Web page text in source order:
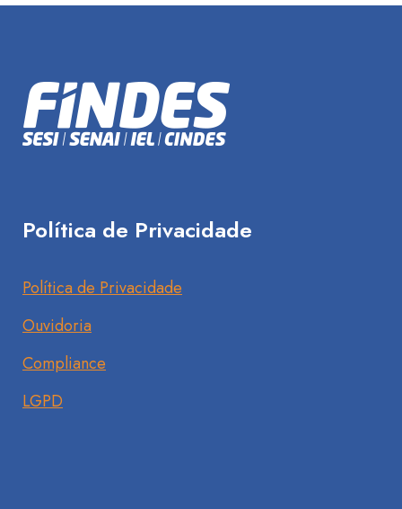
Política de Privacidade
Política de Privacidade
Ouvidoria
Compliance
LGPD